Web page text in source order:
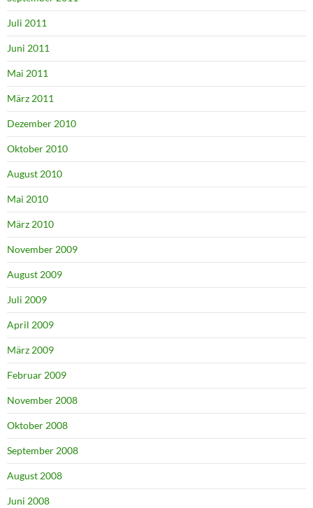
Juli 2011
Juni 2011
Mai 2011
März 2011
Dezember 2010
Oktober 2010
August 2010
Mai 2010
März 2010
November 2009
August 2009
Juli 2009
April 2009
März 2009
Februar 2009
November 2008
Oktober 2008
September 2008
August 2008
Juni 2008